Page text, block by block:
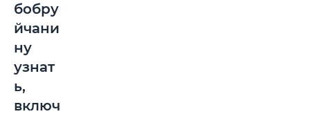
бобру
йчани
ну
узнат
ь,
включ